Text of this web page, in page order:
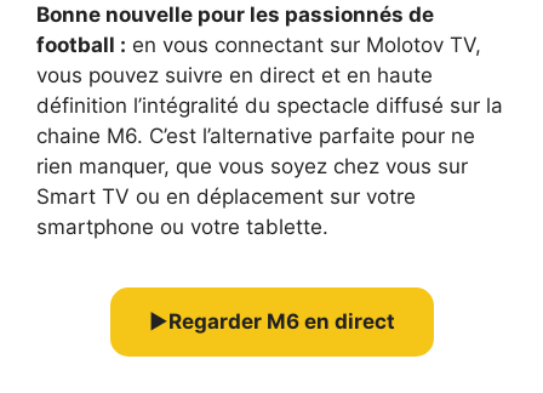
Bonne nouvelle pour les passionnés de
football : en vous connectant sur Molotov TV,
vous pouvez suivre en direct et en haute
définition l’intégralité du spectacle diffusé sur la
chaine M6. C’est l’alternative parfaite pour ne
rien manquer, que vous soyez chez vous sur
Smart TV ou en déplacement sur votre
smartphone ou votre tablette.
▶Regarder M6 en direct